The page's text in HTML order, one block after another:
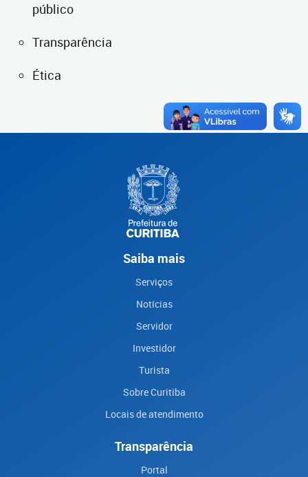
público
Transparência
Ética
Saiba mais
Serviços
Notícias
Servidor
Investidor
Turista
Sobre Curitiba
Locais de atendimento
Transparência
Portal